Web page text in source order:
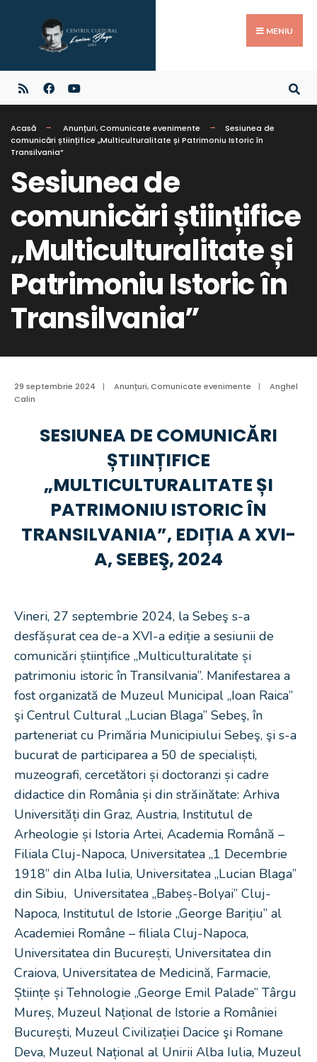
MENIU
Acasă Anunțuri,Comunicate evenimente
Sesiunea de
comunicări științifice „Multiculturalitate și Patrimoniu Istoric în
Transilvania”
Sesiunea de
comunicări științifice
„Multiculturalitate și
Patrimoniu Istoric în
Transilvania”
29 septembrie 2024 | Anunțuri,Comunicate evenimente |
Anghel
Calin
SESIUNEA DE COMUNICĂRI
ȘTIINȚIFICE
„MULTICULTURALITATE ȘI
PATRIMONIU ISTORIC ÎN
TRANSILVANIA”, EDIȚIA A XVI-
A, SEBEŞ, 2024
Vineri, 27 septembrie 2024, la Sebeş s-a
desfășurat cea de-a XVI-a ediție a sesiunii de
comunicări științifice „Multiculturalitate și
patrimoniu istoric în Transilvania”. Manifestarea a
fost organizată de Muzeul Municipal „Ioan Raica”
şi Centrul Cultural „Lucian Blaga” Sebeş, în
parteneriat cu Primăria Municipiului Sebeş, şi s-a
bucurat de participarea a 50 de specialiști,
muzeografi, cercetători și doctoranzi și cadre
didactice din România și din străinătate: Arhiva
Universități din Graz, Austria, Institutul de
Arheologie și Istoria Artei, Academia Română –
Filiala Cluj-Napoca, Universitatea „1 Decembrie
1918” din Alba Iulia, Universitatea „Lucian Blaga”
din Sibiu, Universitatea „Babeș-Bolyai” Cluj-
Napoca, Institutul de Istorie „George Barițiu” al
Academiei Române – filiala Cluj-Napoca,
Universitatea din București, Universitatea din
Craiova, Universitatea de Medicină, Farmacie,
Științe și Tehnologie „George Emil Palade” Târgu
Mureș, Muzeul Național de Istorie a României
București, Muzeul Civilizației Dacice şi Romane
Deva, Muzeul Național al Unirii Alba Iulia, Muzeul